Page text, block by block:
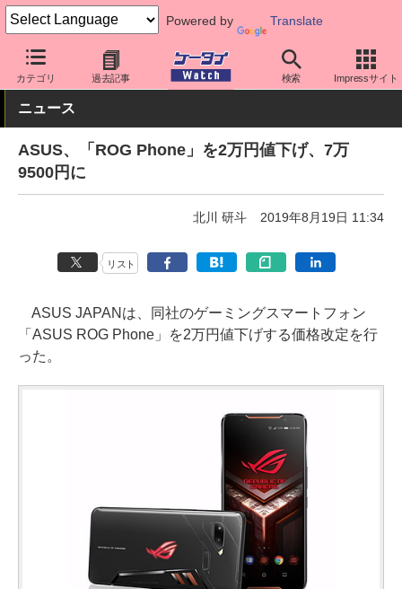
Powered by Translate
カテゴリ 過去記事 検索 Impressサイト
ケータイ Watch OS Android ASUS
ニュース
ASUS、「ROG Phone」を2万円値下げ、7万
9500円に
北川 研斗 2019年8月19日 11:34
リスト
ASUS JAPANは、同社のゲーミングスマートフォン
「ASUS ROG Phone」を2万円値下げする価格改定を行
った。